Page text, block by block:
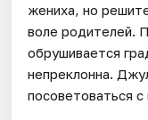
жениха, но
воле родителей.
обрушивается
непреклонна.
посоветоваться